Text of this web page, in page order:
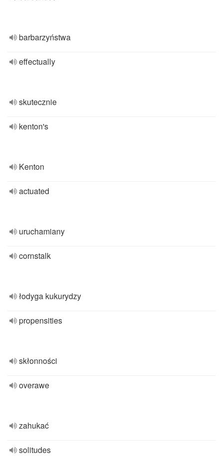
barbarzyństwa
effectually
skutecznie
kenton's
Kenton
actuated
uruchamiany
cornstalk
łodyga kukurydzy
propensities
skłonności
overawe
zahukać
solitudes